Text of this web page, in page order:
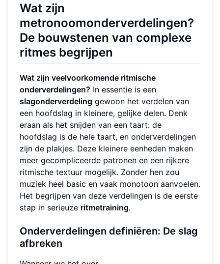
Wat zijn
metronoomonderverdelingen?
De bouwstenen van complexe
ritmes begrijpen
Wat zijn veelvoorkomende ritmische
onderverdelingen? In essentie is een
slagonderverdeling gewoon het verdelen van
een hoofdslag in kleinere, gelijke delen. Denk
eraan als het snijden van een taart: de
hoofdslag is de hele taart, en onderverdelingen
zijn de plakjes. Deze kleinere eenheden maken
meer gecompliceerde patronen en een rijkere
ritmische textuur mogelijk. Zonder hen zou
muziek heel basic en vaak monotoon aanvoelen.
Het begrijpen van deze verdelingen is de eerste
stap in serieuze ritmetraining.
Onderverdelingen definiëren: De slag
afbreken